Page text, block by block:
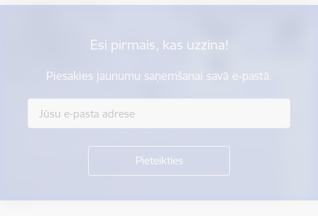
Esi pirmais, kas uzzina!
Piesakies jaunumu saņemšanai savā e-pastā.